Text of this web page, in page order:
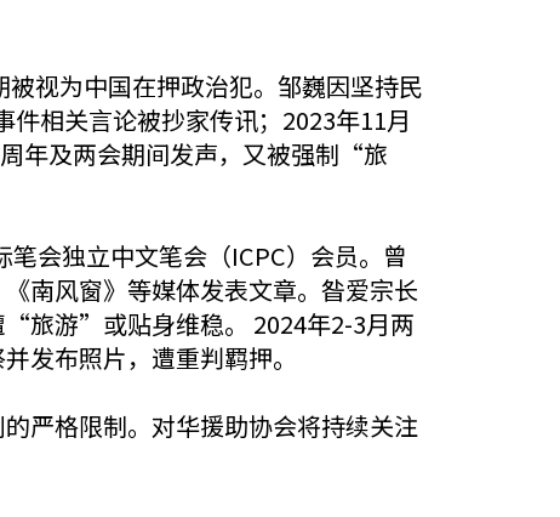
视为中国在押政治犯。邹巍因坚持民
相关言论被抄家传讯；2023年11月
年及两会期间发声，又被强制“旅
会独立中文笔会（ICPC）会员。曾
南风窗》等媒体发表文章。昝爱宗长
“旅游”或贴身维稳。 2024年2-3月两
发布照片，遭重判羁押。
严格限制。对华援助协会将持续关注